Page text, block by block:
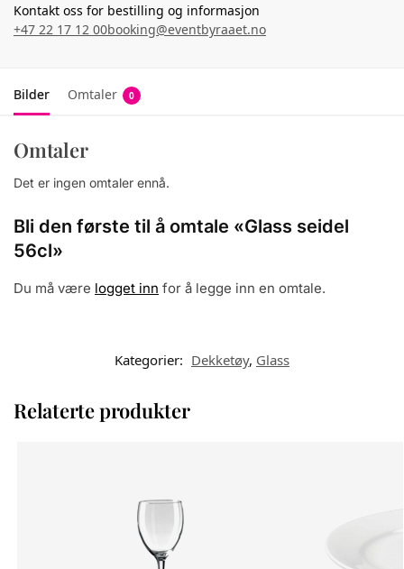
Kontakt oss for bestilling og informasjon
+47 22 17 12 00booking@eventbyraaet.no
Bilder Omtaler 0
Omtaler
Det er ingen omtaler ennå.
Bli den første til å omtale «Glass seidel
56cl»
Du må være logget inn for å legge inn en omtale.
Kategorier: Dekketøy, Glass
Relaterte produkter